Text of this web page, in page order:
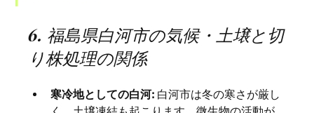
6. 福島県白河市の気候・土壌と切
り株処理の関係
寒冷地としての白河: 白河市は冬の寒さが厳し